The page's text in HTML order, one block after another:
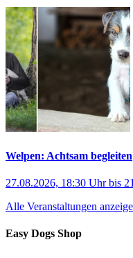
Welpen: Achtsam begleiten
27.08.2026, 18:30 Uhrbis
Alle Veranstaltungen
Easy Dogs Shop